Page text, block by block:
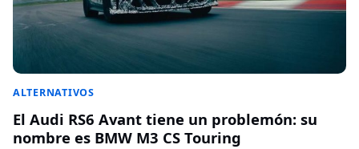
ALTERNATIVOS
El Audi RS6 Avant tiene un problemón: su
nombre es BMW M3 CS Touring